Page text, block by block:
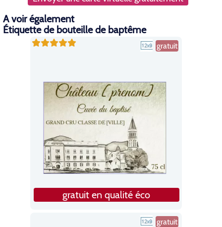
A voir également
Étiquette de bouteille de baptême
gratuit
gratuit en qualité éco
gratuit